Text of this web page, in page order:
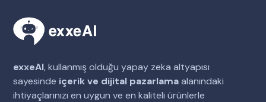
exxeAI, kullanmış olduğu yapay zeka altyapısı
sayesinde içerik ve dijital pazarlamaalanındaki
ihtiyaçlarınızı en uygun ve en kaliteli ürünlerle